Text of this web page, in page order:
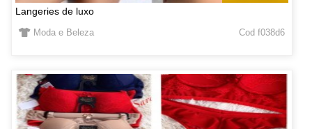
Langeries de luxo
Moda e Beleza Cod f038d6